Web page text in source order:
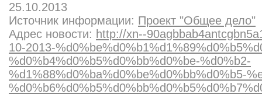
25.10.2013
Источник информации: Проект "Общее дело"
Адрес новости: http://xn--
10-2013-
%d0%b4%d0%b5%d0%bb%d0%be-%d0%b2-
%d1%88%d0%ba%d0%be%d0%bb%d0%b5-